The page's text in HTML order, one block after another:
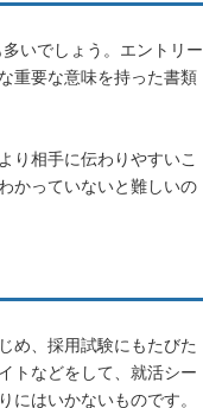
いでしょう。エントリー
重要な意味を持った書類
り相手に伝わりやすいこ
かっていないと難しいの
め、採用試験にもたびた
トなどをして、就活シー
はいかないものです。